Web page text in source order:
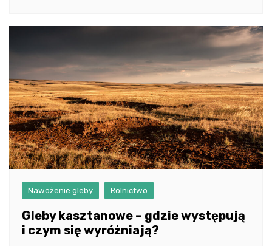
Nawożenie gleby Rolnictwo
Gleby kasztanowe – gdzie występują
i czym się wyróżniają?